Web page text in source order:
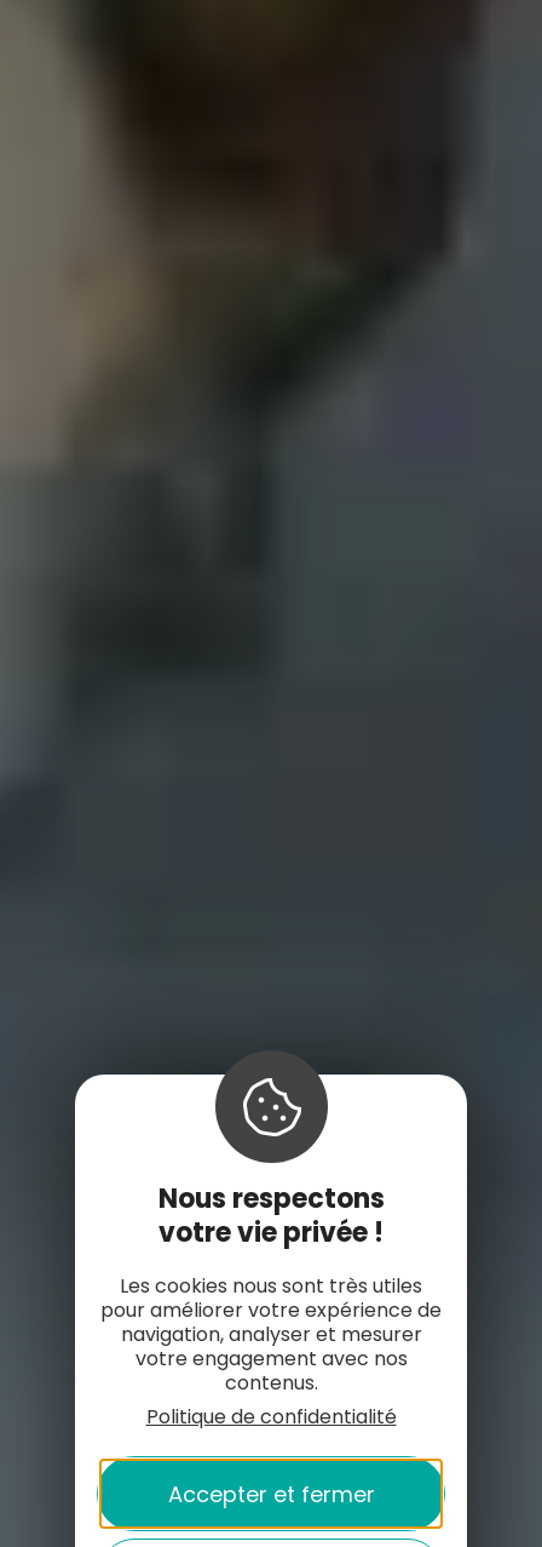
Nous respectons
votre vie privée !
Les cookies nous sont très utiles
pour améliorer votre expérience de
navigation, analyser et mesurer
votre engagement avec nos
contenus.
Politique de confidentialité
Accepter et fermer